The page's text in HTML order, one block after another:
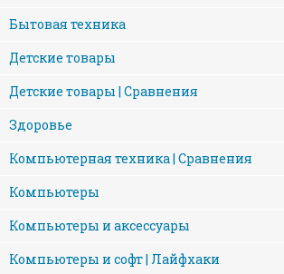
Бытовая техника
Детские товары
Детские товары | Сравнения
Здоровье
Компьютерная техника | Сравнения
Компьютеры
Компьютеры и аксессуары
Компьютеры и софт | Лайфхаки